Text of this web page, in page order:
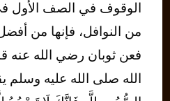
الوقوف في الصف الأول في
من النوافل، فإنها من
فعن ثوبان رضي الله
الله صلى الله عليه